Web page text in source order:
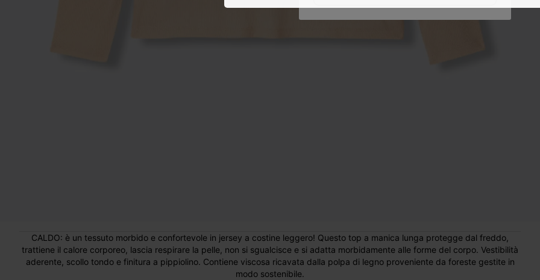
CALDO: è un tessuto morbido e confortevole in jersey a costine leggero! Questo top a manica lunga protegge dal freddo,
trattiene il calore corporeo, lascia respirare la pelle, non si sgualcisce e si adatta morbidamente alle forme del corpo. Vestibilità
aderente, scollo tondo e finitura a pippiolino. Contiene viscosa ricavata dalla polpa di legno proveniente da foreste gestite in
modo sostenibile.